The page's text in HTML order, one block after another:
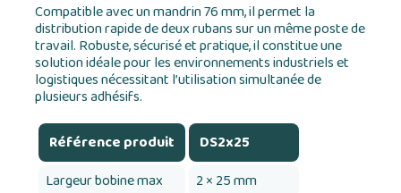
Compatible avec un mandrin 76 mm, il permet la
distribution rapide de deux rubans sur un même poste de
travail. Robuste, sécurisé et pratique, il constitue une
solution idéale pour les environnements industriels et
logistiques nécessitant l’utilisation simultanée de
plusieurs adhésifs.
Référence produit
DS2x25
Largeur bobine max
2 × 25 mm